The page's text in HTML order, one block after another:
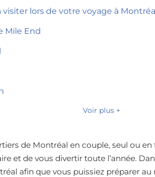
lors de votre voyage à
Mile End
Voir plus +
de Montréal en couple, seul ou
et de vous divertir toute l’année.
afin que vous puissiez préparer au